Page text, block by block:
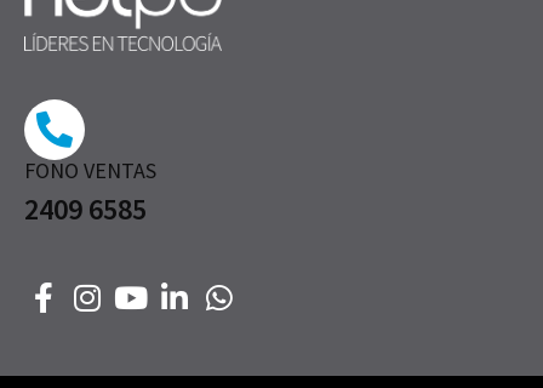
FONO VENTAS
2409 6585